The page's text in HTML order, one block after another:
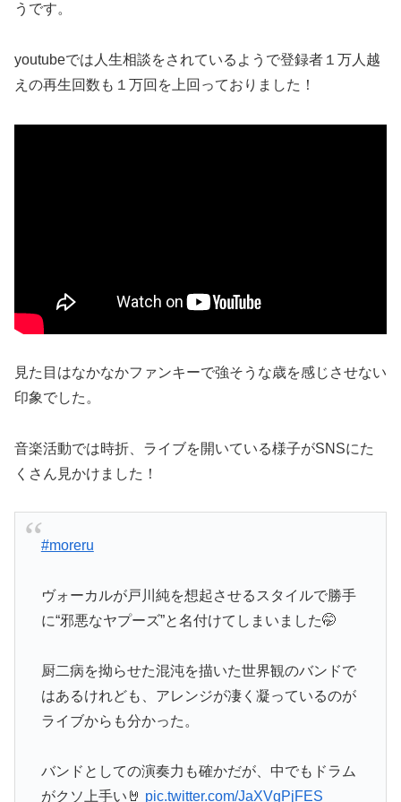
うです。
youtubeでは人生相談をされているようで登録者１万人越
えの再生回数も１万回を上回っておりました！
見た目はなかなかファンキーで強そうな歳を感じさせない
印象でした。
音楽活動では時折、ライブを開いている様子がSNSにた
くさん見かけました！
#moreru
ヴォーカルが戸川純を想起させるスタイルで勝手
に“邪悪なヤプーズ”と名付けてしまいました🤭
厨二病を拗らせた混沌を描いた世界観のバンドで
はあるけれども、アレンジが凄く凝っているのが
ライブからも分かった。
バンドとしての演奏力も確かだが、中でもドラム
がクソ上手い🤘 pic.twitter.com/JaXVgPjFES